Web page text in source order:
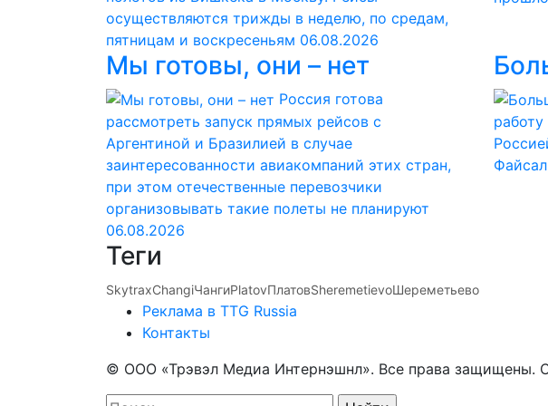
осуществляются трижды в неделю, по средам,
пятницам и воскресеньям 06.08.2026
Мы готовы, они – нет
Россия готова
рассмотреть запуск прямых рейсов с
Аргентиной и Бразилией в случае
заинтересованности авиакомпаний этих стран,
при этом отечественные перевозчики
организовывать такие полеты не планируют
06.08.2026
Теги
SkytraxChangiЧангиPlatovПлатовSheremetievoШереметьево
Реклама в TTG Russia
Контакты
© ООО «Трэвэл Медиа Интернэшнл». Все права защищены.